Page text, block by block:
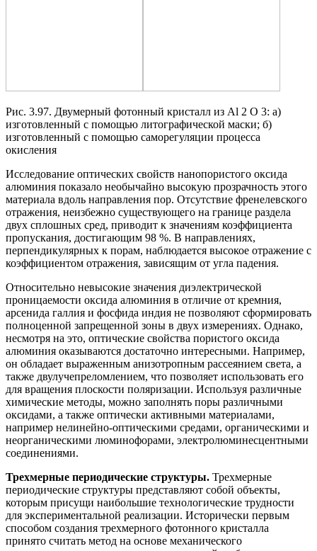
Рис. 3.97. Двумерный фотонный кристалл из Al 2 O 3: а)
изготовленный с помощью литографической маски; б)
изготовленный с помощью саморегуляции процесса
окисления
Исследование оптических свойств нанопористого оксида
алюминия показало необычайно высокую прозрачность этого
материала вдоль направления пор. Отсутствие френелевского
отражения, неизбежно существующего на границе раздела
двух сплошных сред, приводит к значениям коэффициента
пропускания, достигающим 98 %. В направлениях,
перпендикулярных к порам, наблюдается высокое отражение с
коэффициентом отражения, зависящим от угла падения.
Относительно невысокие значения диэлектрической
проницаемости оксида алюминия в отличие от кремния,
арсенида галлия и фосфида индия не позволяют сформировать
полноценной запрещенной зоны в двух измерениях. Однако,
несмотря на это, оптические свойства пористого оксида
алюминия оказываются достаточно интересными. Например,
он обладает выраженным анизотропным рассеянием света, а
также двулучепреломлением, что позволяет использовать его
для вращения плоскости поляризации. Используя различные
химические методы, можно заполнять поры различными
оксидами, а также оптически активными материалами,
например нелинейно-оптическими средами, органическими и
неорганическими люминофорами, электролюминесцентными
соединениями.
Трехмерные периодические структуры. Трехмерные
периодические структуры представляют собой объекты,
которым присущи наибольшие технологические трудности
для экспериментальной реализации. Исторически первым
способом создания трехмерного фотонного кристалла
принято считать метод на основе механического